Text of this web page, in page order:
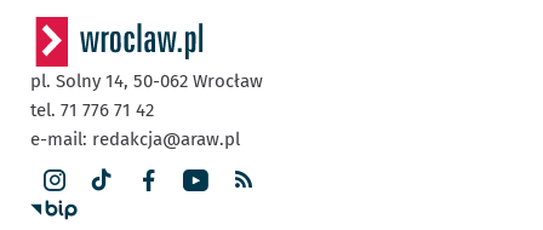
pl. Solny 14, 50-062 Wrocław
tel. 71 776 71 42
e-mail: redakcja@araw.pl